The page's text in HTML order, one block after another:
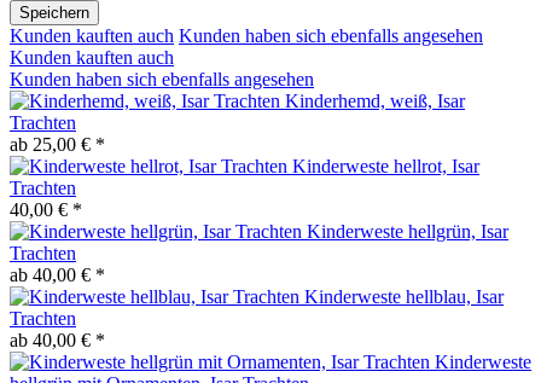
Speichern
Kunden kauften auch Kunden haben sich ebenfalls angesehen
Kunden kauften auch
Kunden haben sich ebenfalls angesehen
Kinderhemd, weiß, Isar
Trachten
ab 25,00 € *
Kinderweste hellrot, Isar
Trachten
40,00 € *
Kinderweste hellgrün, Isar
Trachten
ab 40,00 € *
Kinderweste hellblau, Isar
Trachten
ab 40,00 € *
Kinderweste